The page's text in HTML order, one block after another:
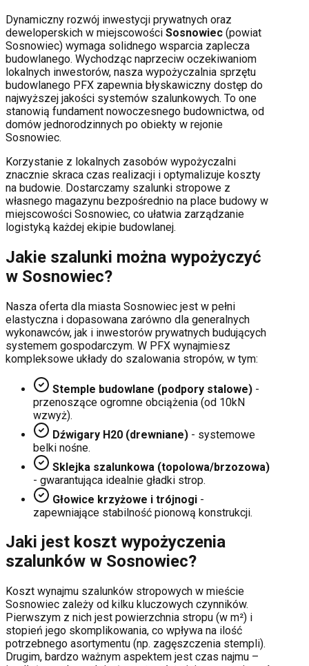
Dynamiczny rozwój inwestycji prywatnych oraz
deweloperskich w miejscowości Sosnowiec (powiat
Sosnowiec) wymaga solidnego wsparcia zaplecza
budowlanego. Wychodząc naprzeciw oczekiwaniom
lokalnych inwestorów, nasza wypożyczalnia sprzętu
budowlanego PFX zapewnia błyskawiczny dostęp do
najwyższej jakości systemów szalunkowych. To one
stanowią fundament nowoczesnego budownictwa, od
domów jednorodzinnych po obiekty w rejonie
Sosnowiec.
Korzystanie z lokalnych zasobów wypożyczalni
znacznie skraca czas realizacji i optymalizuje koszty
na budowie. Dostarczamy szalunki stropowe z
własnego magazynu bezpośrednio na place budowy w
miejscowości Sosnowiec, co ułatwia zarządzanie
logistyką każdej ekipie budowlanej.
Jakie szalunki można wypożyczyć
w Sosnowiec?
Nasza oferta dla miasta Sosnowiec jest w pełni
elastyczna i dopasowana zarówno dla generalnych
wykonawców, jak i inwestorów prywatnych budujących
systemem gospodarczym. W PFX wynajmiesz
kompleksowe układy do szalowania stropów, w tym:
Stemple budowlane (podpory stalowe) -
przenoszące ogromne obciążenia (od 10kN
wzwyż).
Dźwigary H20 (drewniane) - systemowe
belki nośne.
Sklejka szalunkowa (topolowa/brzozowa)
- gwarantująca idealnie gładki strop.
Głowice krzyżowe i trójnogi -
zapewniające stabilność pionową konstrukcji.
Jaki jest koszt wypożyczenia
szalunków w Sosnowiec?
Koszt wynajmu szalunków stropowych w mieście
Sosnowiec zależy od kilku kluczowych czynników.
Pierwszym z nich jest powierzchnia stropu (w m²) i
stopień jego skomplikowania, co wpływa na ilość
potrzebnego asortymentu (np. zagęszczenia stempli).
Drugim, bardzo ważnym aspektem jest czas najmu –